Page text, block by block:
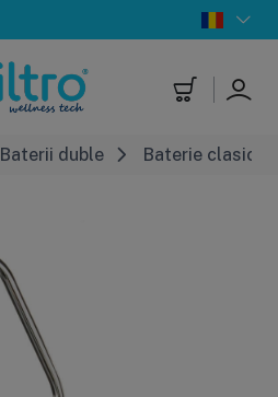
Baterii duble Baterie clasica